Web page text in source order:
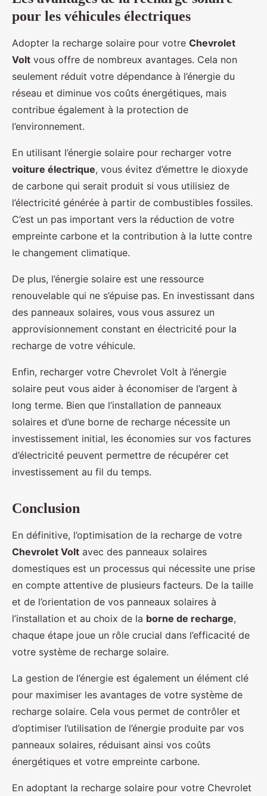
pour les véhicules électriques
Adopter la recharge solaire pour votre Chevrolet
Volt vous offre de nombreux avantages. Cela non
seulement réduit votre dépendance à l’énergie du
réseau et diminue vos coûts énergétiques, mais
contribue également à la protection de
l’environnement.
En utilisant l’énergie solaire pour recharger votre
voiture électrique, vous évitez d’émettre le dioxyde
de carbone qui serait produit si vous utilisiez de
l’électricité générée à partir de combustibles fossiles.
C’est un pas important vers la réduction de votre
empreinte carbone et la contribution à la lutte contre
le changement climatique.
De plus, l’énergie solaire est une ressource
renouvelable qui ne s’épuise pas. En investissant dans
des panneaux solaires, vous vous assurez un
approvisionnement constant en électricité pour la
recharge de votre véhicule.
Enfin, recharger votre Chevrolet Volt à l’énergie
solaire peut vous aider à économiser de l’argent à
long terme. Bien que l’installation de panneaux
solaires et d’une borne de recharge nécessite un
investissement initial, les économies sur vos factures
d’électricité peuvent permettre de récupérer cet
investissement au fil du temps.
Conclusion
En définitive, l’optimisation de la recharge de votre
Chevrolet Volt avec des panneaux solaires
domestiques est un processus qui nécessite une prise
en compte attentive de plusieurs facteurs. De la taille
et de l’orientation de vos panneaux solaires à
l’installation et au choix de la borne de recharge,
chaque étape joue un rôle crucial dans l’efficacité de
votre système de recharge solaire.
La gestion de l’énergie est également un élément clé
pour maximiser les avantages de votre système de
recharge solaire. Cela vous permet de contrôler et
d’optimiser l’utilisation de l’énergie produite par vos
panneaux solaires, réduisant ainsi vos coûts
énergétiques et votre empreinte carbone.
En adoptant la recharge solaire pour votre Chevrolet